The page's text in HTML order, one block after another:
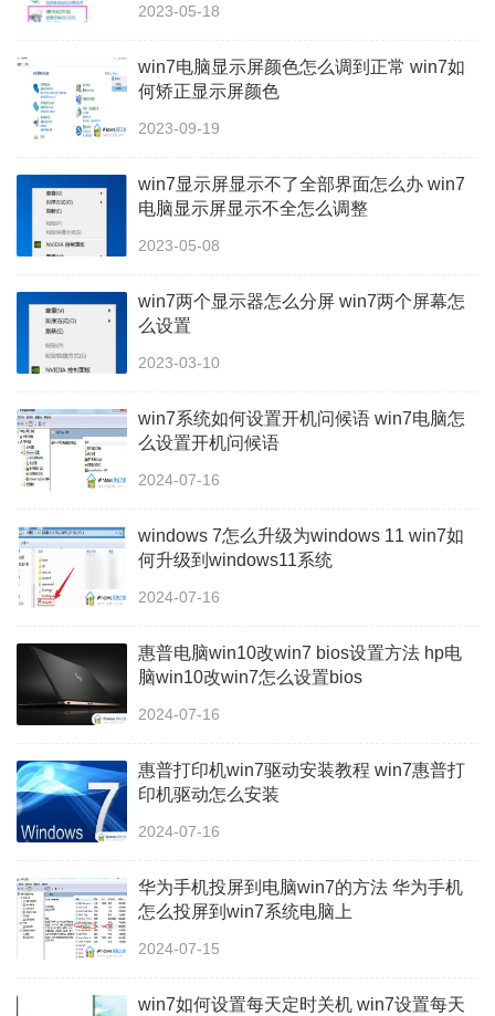
2023-05-18
win7电脑显示屏颜色怎么调到正常 win7如
何矫正显示屏颜色
2023-09-19
win7显示屏显示不了全部界面怎么办 win7
电脑显示屏显示不全怎么调整
2023-05-08
win7两个显示器怎么分屏 win7两个屏幕怎
么设置
2023-03-10
win7系统如何设置开机问候语 win7电脑怎
么设置开机问候语
2024-07-16
windows 7怎么升级为windows 11 win7如
何升级到windows11系统
2024-07-16
惠普电脑win10改win7 bios设置方法 hp电
脑win10改win7怎么设置bios
2024-07-16
惠普打印机win7驱动安装教程 win7惠普打
印机驱动怎么安装
2024-07-16
华为手机投屏到电脑win7的方法 华为手机
怎么投屏到win7系统电脑上
2024-07-15
win7如何设置每天定时关机 win7设置每天